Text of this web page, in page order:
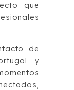
que
de
y